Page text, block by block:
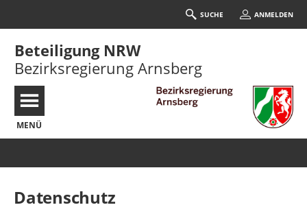
SUCHE ANMELDEN
Beteiligung NRW
Bezirksregierung Arnsberg
MENÜ
Datenschutz